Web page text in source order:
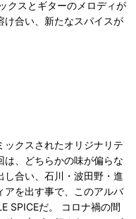
クスとギターのメロディが
け合い、新たなスパイスが
ックスされたオリジナリテ
は、どちらかの味が偏らな
し合い、石川・波田野・進
アを出す事で、このアルバ
SPICEだ。 コロナ禍の間